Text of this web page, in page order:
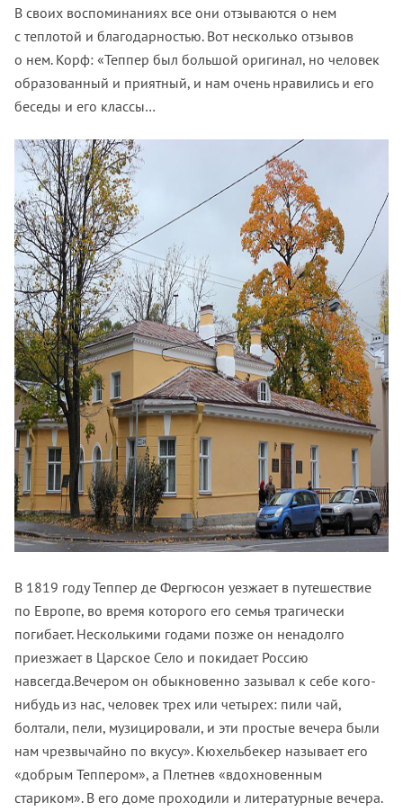
В своих воспоминаниях все они отзываются о нем
с теплотой и благодарностью. Вот несколько отзывов
о нем. Корф: «Теппер был большой оригинал, но человек
образованный и приятный, и нам очень нравились и его
беседы и его классы…
В 1819 году Теппер де Фергюсон уезжает в путешествие
по Европе, во время которого его семья трагически
погибает. Несколькими годами позже он ненадолго
приезжает в Царское Село и покидает Россию
навсегда.Вечером он обыкновенно зазывал к себе кого-
нибудь из нас, человек трех или четырех: пили чай,
болтали, пели, музицировали, и эти простые вечера были
нам чрезвычайно по вкусу». Кюхельбекер называет его
«добрым Теппером», а Плетнев «вдохновенным
стариком». В его доме проходили и литературные вечера.